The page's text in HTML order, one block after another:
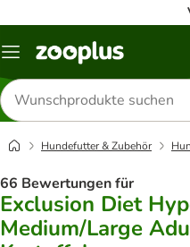
Menü
Produkte
suchen
Hundefutter & Zubehör
66 Bewertungen für
Exclusion Diet
Medium/Large